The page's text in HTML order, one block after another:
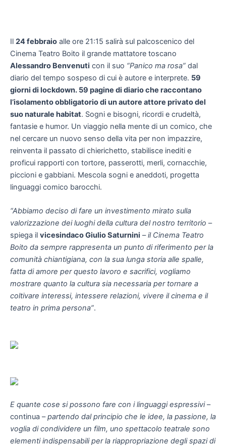
Il 24 febbraio alle ore 21:15 salirà sul palcoscenico del
Cinema Teatro Boito il grande mattatore toscano
Alessandro Benvenuti con il suo “Panico ma rosa” dal
diario del tempo sospeso di cui è autore e interprete. 59
giorni di lockdown. 59 pagine di diario che raccontano
l’isolamento obbligatorio di un autore attore privato del
suo naturale habitat. Sogni e bisogni, ricordi e crudeltà,
fantasie e humor. Un viaggio nella mente di un comico, che
nel cercare un nuovo senso della vita per non impazzire,
reinventa il passato di chierichetto, stabilisce inediti e
proficui rapporti con tortore, passerotti, merli, cornacchie,
piccioni e gabbiani. Mescola sogni e aneddoti, progetta
linguaggi comico barocchi.
“Abbiamo deciso di fare un investimento mirato sulla
valorizzazione dei luoghi della cultura del nostro territorio –
spiega il vicesindaco Giulio Saturnini –il Cinema Teatro
Boito da sempre rappresenta un punto di riferimento per la
comunità chiantigiana, con la sua lunga storia alle spalle,
fatta di amore per questo lavoro e sacrifici, vogliamo
mostrare quanto la cultura sia necessaria per tornare a
coltivare interessi, intessere relazioni, vivere il cinema e il
teatro in prima persona”.
E quante cose si possono fare con i linguaggi espressivi–
continua –partendo dal principio che le idee, la passione, la
voglia di condividere un film, uno spettacolo teatrale sono
elementi indispensabili per la riappropriazione degli spazi di